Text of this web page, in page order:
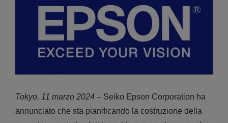
Tokyo, 11 marzo 2024 – Seiko Epson Corporation ha
annunciato che sta pianificando la costruzione della